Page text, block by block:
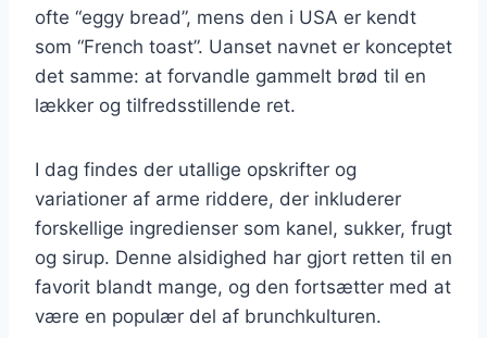
ofte “eggy bread”, mens den i USA er kendt
som “French toast”. Uanset navnet er konceptet
det samme: at forvandle gammelt brød til en
lækker og tilfredsstillende ret.
I dag findes der utallige opskrifter og
variationer af arme riddere, der inkluderer
forskellige ingredienser som kanel, sukker, frugt
og sirup. Denne alsidighed har gjort retten til en
favorit blandt mange, og den fortsætter med at
være en populær del af brunchkulturen.